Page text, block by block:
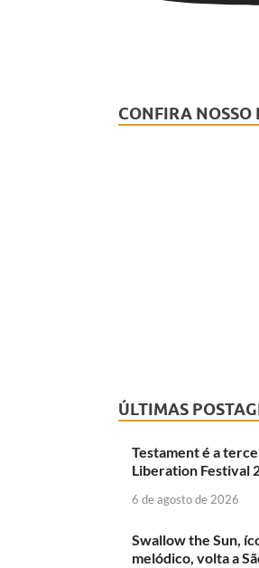
CONFIRA NOSSO
ÚLTIMAS
Testament é a
Liberation Festival
6 de agosto de 2026
Swallow the Sun,
melódico, volta a